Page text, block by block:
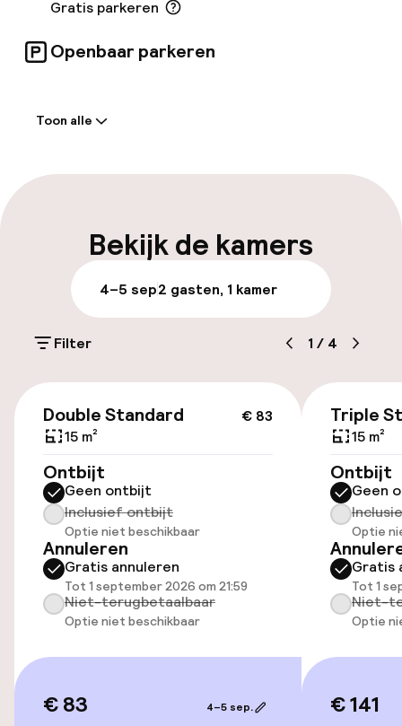
Gratis parkeren
Openbaar parkeren
Parkeergelegenheid op eigen terrein
(buiten)
Gratis parkeren
Openbaar parkeren
Toegankelijkheid
Overal rolstoeltoegankelijk
Entertainment
Gratis wifi
Beleid
dan 5 kg)
Toon alle
Bekijk de kamers
4–5 sep2 gasten, 1 kamer
Filter 1 / 4
€ 83
Double Standard
15 m²
Ontbijt
Geen ontbijt
Inclusief ontbijt
Optie niet beschikbaar
Annuleren
Gratis annuleren
Tot 1 september 2026 om 21:59
Niet-terugbetaalbaar
Optie niet beschikbaar
€ 83 4–5 sep.
Triple
15 m²
Ontbijt
Geen
Optie
Gratis
Tot 1
Niet-
Optie
€ 141